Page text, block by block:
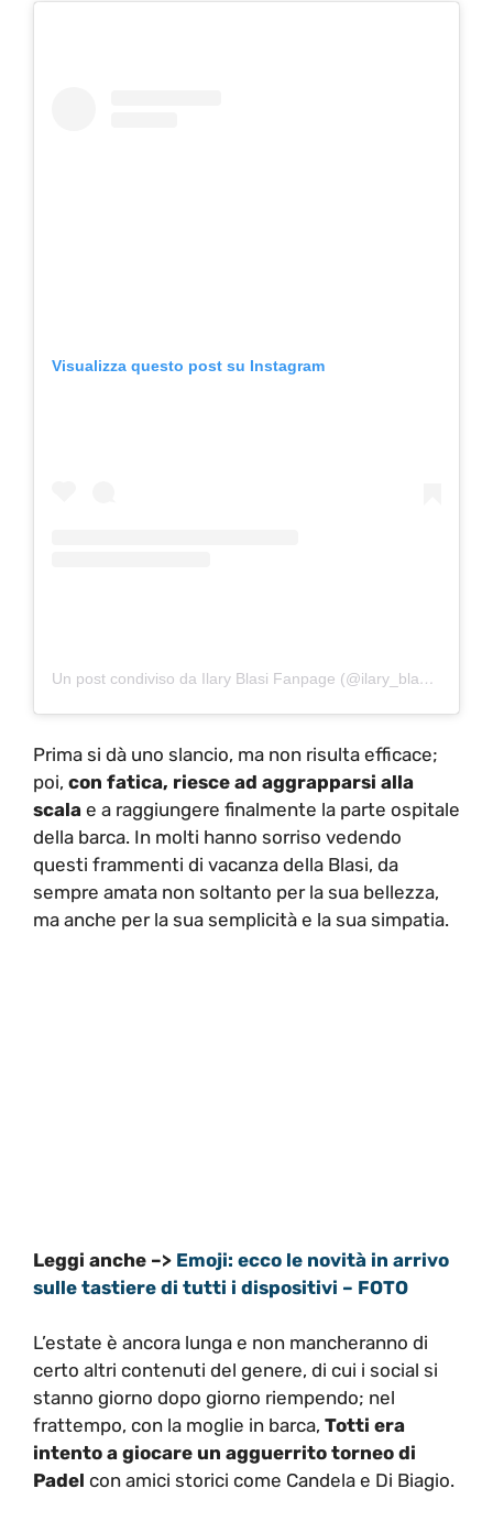
Visualizza questo post su Instagram
Un post condiviso da Ilary Blasi Fanpage (@ilary_blasi_fanpage)
Prima si dà uno slancio, ma non risulta efficace;
poi, con fatica, riesce ad aggrapparsi alla
scala e a raggiungere finalmente la parte ospitale
della barca. In molti hanno sorriso vedendo
questi frammenti di vacanza della Blasi, da
sempre amata non soltanto per la sua bellezza,
ma anche per la sua semplicità e la sua simpatia.
Leggi anche –> Emoji: ecco le novità in arrivo
sulle tastiere di tutti i dispositivi – FOTO
L’estate è ancora lunga e non mancheranno di
certo altri contenuti del genere, di cui i social si
stanno giorno dopo giorno riempendo; nel
frattempo, con la moglie in barca, Totti era
intento a giocare un agguerrito torneo di
Padel con amici storici come Candela e Di Biagio.